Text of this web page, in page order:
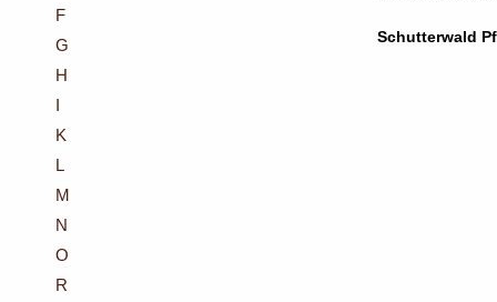
F
G
H
I
K
L
M
N
O
R
Schutterwald